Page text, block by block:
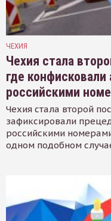
ЧЕХИЯ
Чехия стала
где
российскими
Чехия стала второй
зафиксировали
российскими
одном подобном